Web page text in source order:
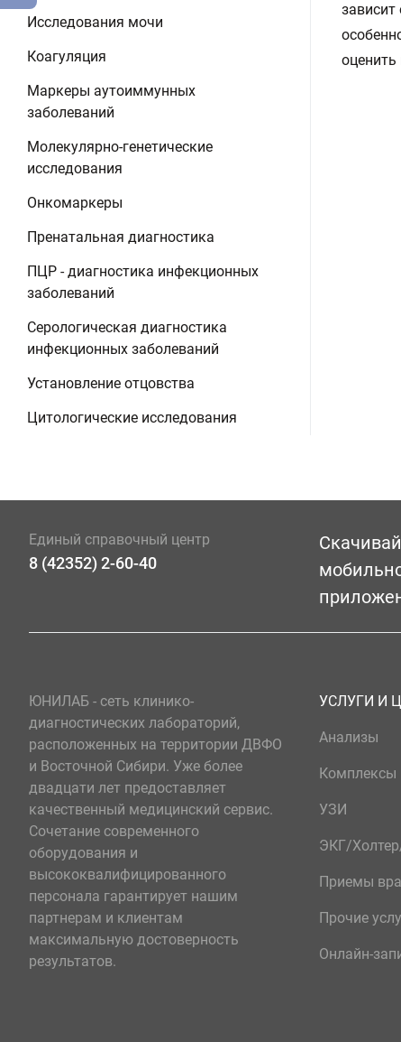
Исследования мочи
Коагуляция
Маркеры аутоиммунных
заболеваний
Молекулярно-генетические
исследования
Онкомаркеры
Пренатальная диагностика
ПЦР - диагностика инфекционных
заболеваний
Серологическая диагностика
инфекционных заболеваний
Установление отцовства
Цитологические исследования
зависит
Единый справочный центр
8 (42352) 2-60-40
ЮНИЛАБ - сеть клинико-
диагностических лабораторий,
расположенных на территории ДВФО
и Восточной Сибири. Уже более
двадцати лет предоставляет
качественный медицинский сервис.
Сочетание современного
оборудования и
высококвалифицированного
персонала гарантирует нашим
партнерам и клиентам
максимальную достоверность
результатов.
УСЛУГИ И
Анализы
Комплексы
УЗИ
ЭКГ/
Приемы
Прочие
Онлайн-